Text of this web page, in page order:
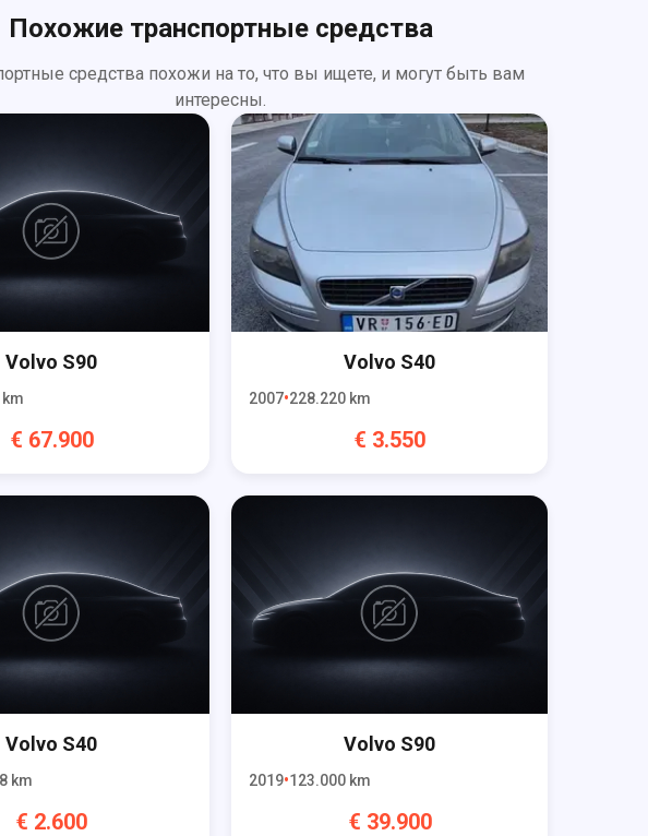
Похожие транспортные средства
средства похожи на то, что вы ищете, и могут быть вам
интересны.
Volvo S90
km
€ 67.900
Volvo S40
2007 228.220 km
€ 3.550
Volvo S40
km
€ 2.600
Volvo S90
2019 123.000 km
€ 39.900